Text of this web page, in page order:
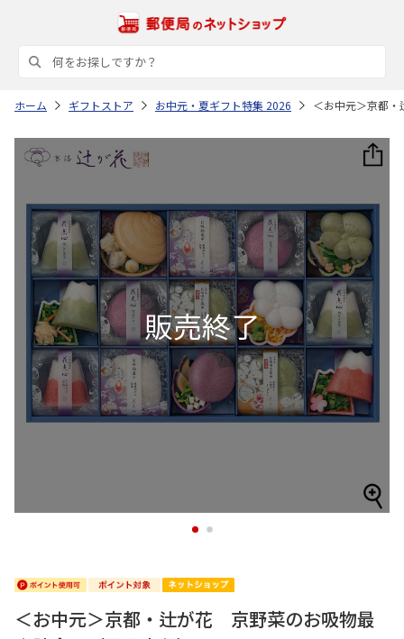
ホーム ギフトストア お中元・夏ギフト特集 2026 ＜お中元＞京都
1 2
＜お中元＞京都・辻が花 京野菜のお吸物最